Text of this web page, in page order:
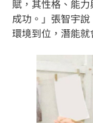
賦，其性格、能
成功。」張智宇
環境到位，潛能就